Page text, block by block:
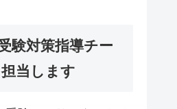
験対策指導チー
当します